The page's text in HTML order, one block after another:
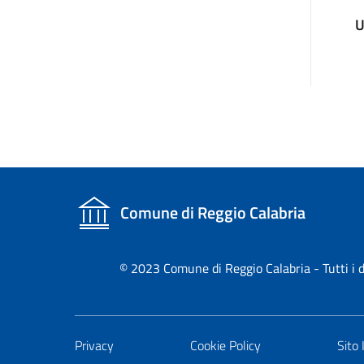
Comune di Reggio Calabria
© 2023 Comune di Reggio Calabria - Tutti
Privacy Cookie Policy Sito